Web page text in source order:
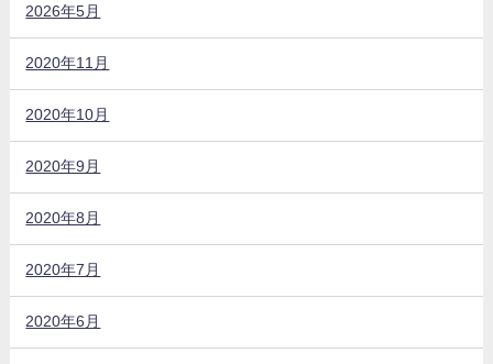
2026年5月
2020年11月
2020年10月
2020年9月
2020年8月
2020年7月
2020年6月